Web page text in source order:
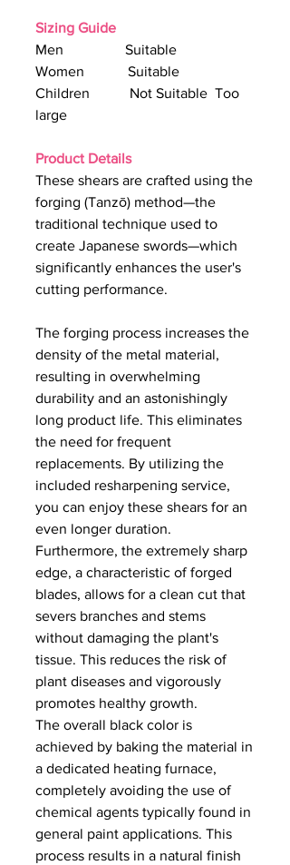
Sizing Guide
Men Suitable
Women Suitable
Children Not Suitable Too
large
Product Details
These shears are crafted using the
forging (Tanzō) method—the
traditional technique used to
create Japanese swords—which
significantly enhances the user's
cutting performance.
The forging process increases the
density of the metal material,
resulting in overwhelming
durability and an astonishingly
long product life. This eliminates
the need for frequent
replacements. By utilizing the
included resharpening service,
you can enjoy these shears for an
even longer duration.
Furthermore, the extremely sharp
edge, a characteristic of forged
blades, allows for a clean cut that
severs branches and stems
without damaging the plant's
tissue. This reduces the risk of
plant diseases and vigorously
promotes healthy growth.
The overall black color is
achieved by baking the material in
a dedicated heating furnace,
completely avoiding the use of
chemical agents typically found in
general paint applications. This
process results in a natural finish